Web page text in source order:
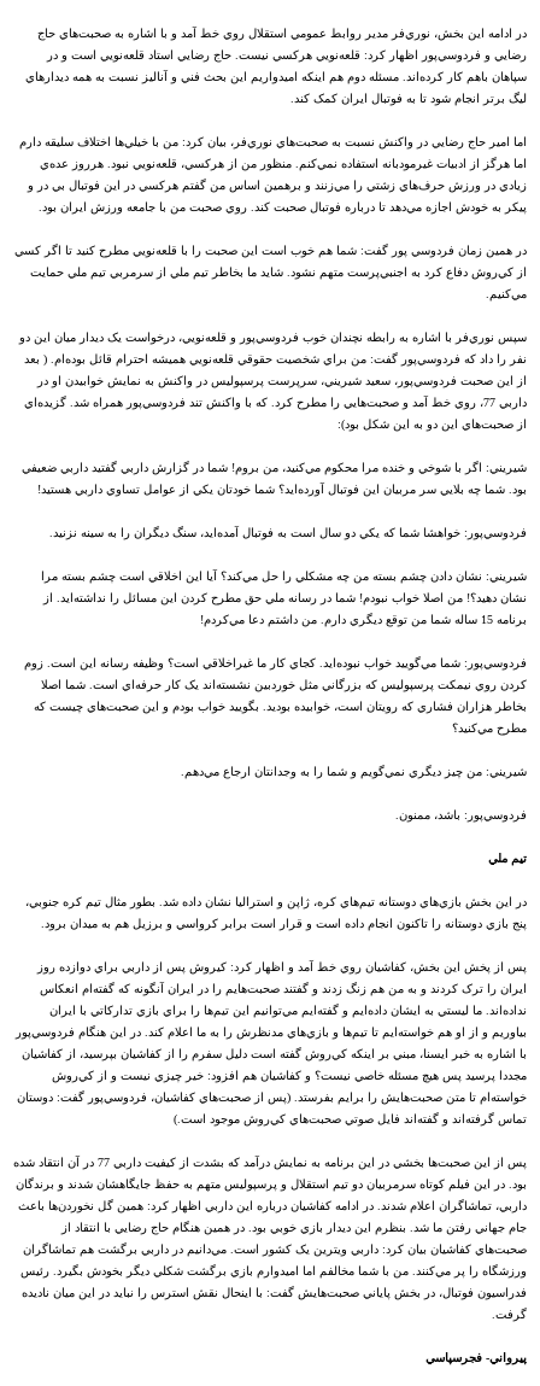
در ادامه اين بخش، نوري‌فر مدير روابط عمومي استقلال روي خط آمد و با اشاره به صحبت‌هاي حاج
رضايي و فردوسي‌پور اظهار کرد: قلعه‌نويي هرکسي نيست. حاج رضايي استاد قلعه‌نويي است و در
سپاهان باهم کار کرده‌اند. مسئله دوم هم اينکه اميدواريم اين بحث فني و آناليز نسبت به همه ديدارهاي
ليگ برتر انجام شود تا به فوتبال ايران کمک کند.
اما امير حاج رضايي در واکنش نسبت به صحبت‌هاي نوري‌فر، بيان کرد: من با خيلي‌ها اختلاف سليقه دارم
اما هرگز از ادبيات غيرمودبانه استفاده نمي‌کنم. منظور من از هرکسي، قلعه‌نويي نبود. هرروز عده‌ي
زيادي در ورزش حرف‌هاي زشتي را مي‌زنند و برهمين اساس من گفتم هرکسي در اين فوتبال بي در و
پيکر به خودش اجازه مي‌دهد تا درباره فوتبال صحبت کند. روي صحبت من با جامعه ورزش ايران بود.
در همين زمان فردوسي پور گفت: شما هم خوب است اين صحبت را با قلعه‌نويي مطرح کنيد تا اگر کسي
از کي‌روش دفاع کرد به اجنبي‌پرست متهم نشود. شايد ما بخاطر تيم ملي از سرمربي تيم ملي حمايت
مي‌کنيم.
سپس نوري‌فر با اشاره به رابطه نچندان خوب فردوسي‌پور و قلعه‌نويي، درخواست يک ديدار ميان اين دو
نفر را داد که فردوسي‌پور گفت: من براي شخصيت حقوقي قلعه‌نويي هميشه احترام قائل بوده‌ام. ( بعد
از اين صحبت فردوسي‌پور، سعيد شيريني، سرپرست پرسپوليس در واکنش به نمايش خوابيدن او در
داربي 77، روي خط آمد و صحبت‌هايي را مطرح کرد. که با واکنش تند فردوسي‌پور همراه شد. گزيده‌اي
از صحبت‌هاي اين دو به اين شکل بود):
شيريني: اگر با شوخي و خنده مرا محکوم مي‌کنيد، من بروم! شما در گزارش داربي گفتيد داربي ضعيفي
بود. شما چه بلايي سر مربيان اين فوتبال آورده‌ايد؟ شما خودتان يکي از عوامل تساوي داربي هستيد!
فردوسي‌پور: خواهشا شما که يکي دو سال است به فوتبال آمده‌ايد، سنگ ديگران را به سينه نزنيد.
شيريني: نشان دادن چشم بسته من چه مشکلي را حل مي‌کند؟ آيا اين اخلاقي است چشم بسته مرا
نشان دهيد؟! من اصلا خواب نبودم! شما در رسانه ملي حق مطرح کردن اين مسائل را نداشته‌ايد. از
برنامه 15 ساله شما من توقع ديگري دارم. من داشتم دعا مي‌کردم!
فردوسي‌پور: شما مي‌گوييد خواب نبوده‌ايد. کجاي کار ما غيراخلاقي است؟ وظيفه رسانه اين است. زوم
کردن روي نيمکت پرسپوليس که بزرگاني مثل خوردبين نشسته‌اند يک کار حرفه‌اي است. شما اصلا
بخاطر هزاران فشاري که رويتان است، خوابيده بوديد. بگوييد خواب بودم و اين صحبت‌هاي چيست که
مطرح مي‌کنيد؟
شيريني: من چيز ديگري نمي‌گويم و شما را به وجدانتان ارجاع مي‌دهم.
فردوسي‌پور: باشد، ممنون.
تيم ملي
در اين بخش بازي‌هاي دوستانه تيم‌هاي کره، ژاپن و استراليا نشان داده شد. بطور مثال تيم کره جنوبي،
پنج بازي دوستانه را تاکنون انجام داده است و قرار است برابر کرواسي و برزيل هم به ميدان برود.
پس از پخش اين بخش، کفاشيان روي خط آمد و اظهار کرد: کيروش پس از داربي براي دوازده‌ روز
ايران را ترک کردند و به من هم زنگ زدند و گفتند صحبت‌هايم را در ايران آنگونه که گفته‌ام انعکاس
نداده‌اند. ما ليستي به ايشان داده‌ايم و گفته‌ايم مي‌توانيم اين تيم‌ها را براي بازي تدارکاتي با ايران
بياوريم و از او هم خواسته‌ايم تا تيم‌ها و بازي‌هاي مدنظرش را به ما اعلام کند. در اين هنگام فردوسي‌پور
با اشاره به خبر ايسنا، مبني بر اينکه کي‌روش گفته است دليل سفرم را از کفاشيان بپرسيد، از کفاشيان
مجددا پرسيد پس هيچ مسئله خاصي نيست؟ و کفاشيان هم افزود: خير چيزي نيست و از کي‌روش
خواسته‌ام تا متن صحبت‌هايش را برايم بفرستد. (پس از صحبت‌هاي کفاشيان، فردوسي‌پور گفت: دوستان
تماس گرفته‌اند و گفته‌اند فايل صوتي صحبت‌هاي کي‌روش موجود است.)
پس از اين صحبت‌ها بخشي در اين برنامه به نمايش درآمد که بشدت از کيفيت داربي 77 در آن انتقاد شده
بود. در اين فيلم کوتاه سرمربيان دو تيم استقلال و پرسپوليس متهم به حفظ جايگاهشان شدند و برندگان
داربي، تماشاگران اعلام شدند. در ادامه کفاشيان درباره اين داربي اظهار کرد: همين گل‌ نخوردن‌ها باعث
جام جهاني رفتن ما شد. بنظرم اين ديدار بازي خوبي بود. در همين هنگام حاج رضايي با انتقاد از
صحبت‌هاي کفاشيان بيان کرد: داربي ويترين يک کشور است. مي‌دانيم در داربي برگشت هم تماشاگران
ورزشگاه را پر مي‌کنند. من با شما مخالفم اما اميدوارم بازي برگشت شکلي ديگر بخودش بگيرد. رئيس
فدراسيون فوتبال، در بخش پاياني صحبت‌هايش گفت: با اينحال نقش استرس را نبايد در اين ميان ناديده
گرفت.
پيرواني- فجرسپاسي